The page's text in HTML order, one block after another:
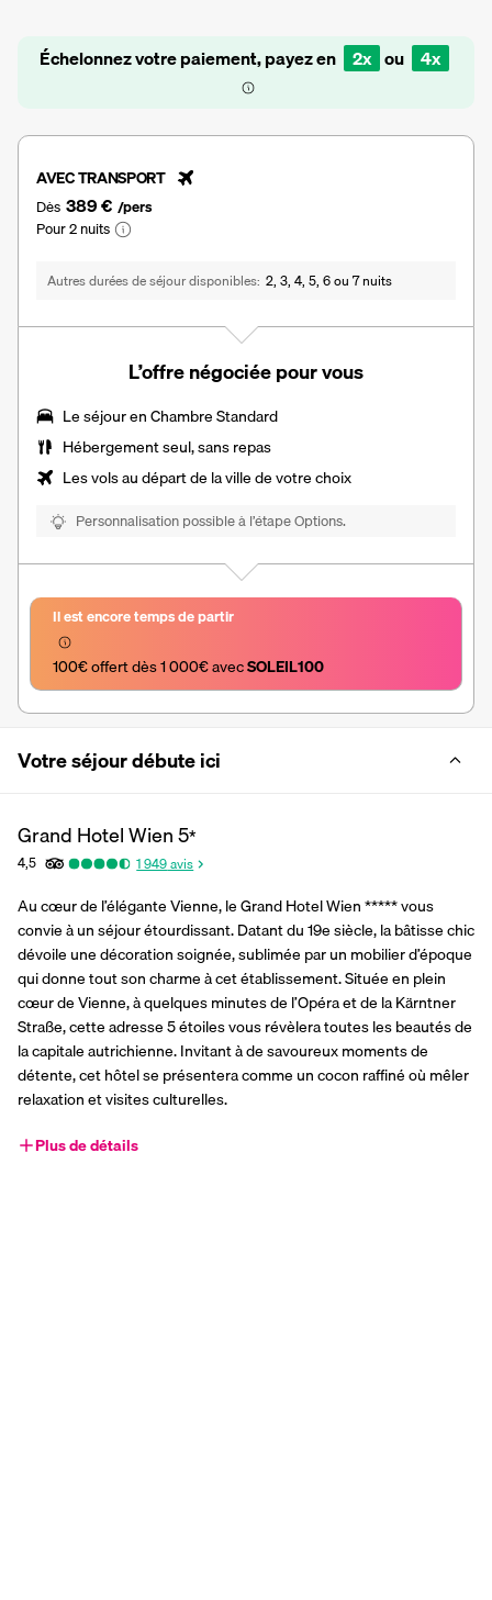
Échelonnez votre paiement, payez en 2x ou 4x
AVEC TRANSPORT
Dès 389 € /pers
Pour 2 nuits
Autres durées de séjour disponibles 2, 3, 4, 5, 6 ou 7 nuits
L’offre négociée pour vous
Le séjour en Chambre Standard
Hébergement seul, sans repas
Les vols au départ de la ville de votre choix
Personnalisation possible à l’étape Options.
Il est encore temps de partir
100€ offert dès 1 000€ avec SOLEIL100
Votre séjour débute ici
Grand Hotel Wien5*
4,5 1 949avis
Au cœur de l’élégante Vienne, le Grand Hotel Wien ***** vous
convie à un séjour étourdissant. Datant du 19e siècle, la bâtisse chic
dévoile une décoration soignée, sublimée par un mobilier d’époque
qui donne tout son charme à cet établissement. Située en plein
cœur de Vienne, à quelques minutes de l’Opéra et de la Kärntner
Straße, cette adresse 5 étoiles vous révèlera toutes les beautés de
la capitale autrichienne. Invitant à de savoureux moments de
détente, cet hôtel se présentera comme un cocon raffiné où mêler
relaxation et visites culturelles.
Plus de détails